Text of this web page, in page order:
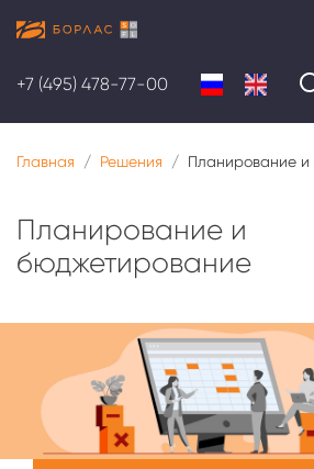
+7 (495) 478-77-00
Главная Решения Планирование
Планирование и
бюджетирование